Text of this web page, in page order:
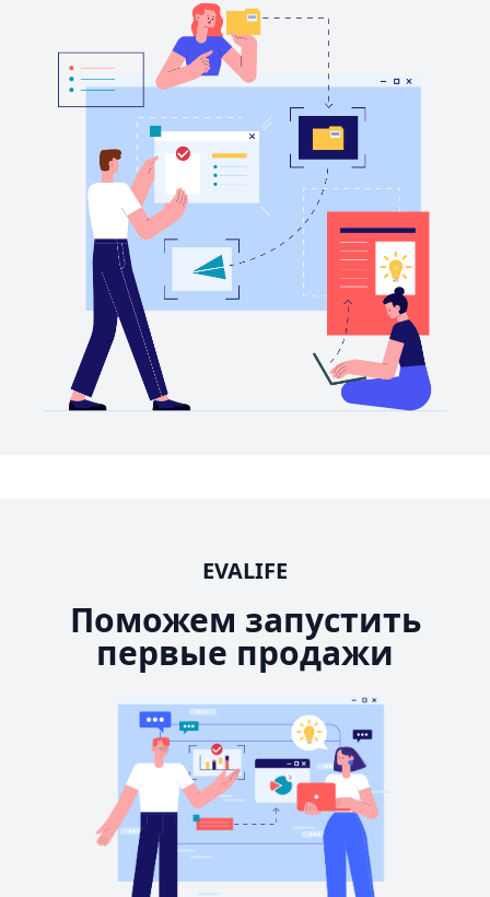
EVALIFE
Поможем запустить
первые продажи